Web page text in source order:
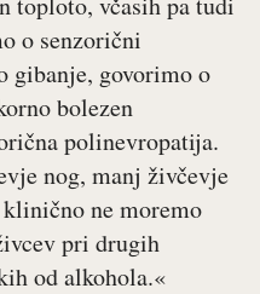
o senzorični
gibanje, govorimo o
bolezen
polinevropatija.
nog, manj živčevje
ne moremo
pri drugih
od alkohola.«